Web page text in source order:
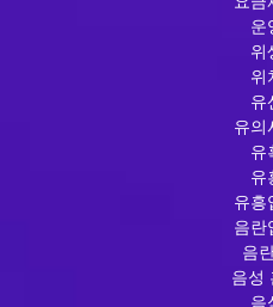
운
위
위
유
유의
유
유
유흥
음란
음
음성
음